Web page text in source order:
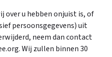
over u hebben onjuist is, of
persoonsgegevens) uit
neem dan contact
Wij zullen binnen 30